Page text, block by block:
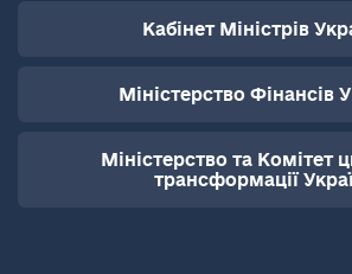
Кабінет Міністрів
Міністерство Фінансів
Міністерство та Комітет
трансформації